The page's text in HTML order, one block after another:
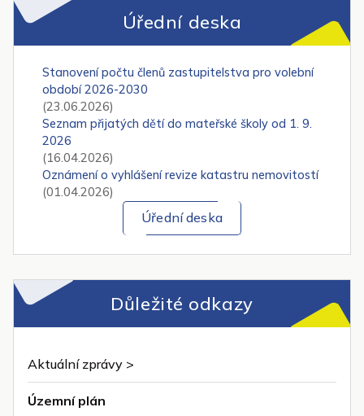
Úřední deska
Stanovení počtu členů zastupitelstva pro volební
období 2026-2030
(23.06.2026)
Seznam přijatých dětí do mateřské školy od 1. 9.
2026
(16.04.2026)
Oznámení o vyhlášení revize katastru nemovitostí
(01.04.2026)
Úřední deska
Důležité odkazy
Aktuální zprávy >
Územní plán